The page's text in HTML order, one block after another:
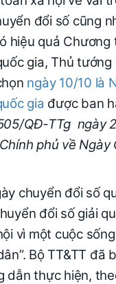
đổi số cũng
hiệu quả Chương
gia, Thủ tướng
ngày 10/10 là
gia được ban
QĐ-TTg ngày
phủ về Ngày
chuyển đổi số
đổi số giải
vì một cuộc
Bộ TT&TT đã
dẫn thực hiện,